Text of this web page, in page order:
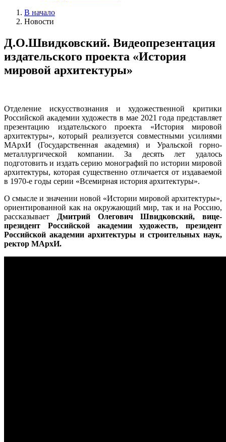
В начало
Новости
Д.О.Швидковский. Видеопрезентация
издательского проекта «История
мировой архитектуры»
Отделение искусствознания и художественной критики
Российской академии художеств в мае 2021 года представляет
презентацию издательского проекта «История мировой
архитектуры», который реализуется совместными усилиями
МАрхИ (Государственная академия) и Уральской горно-
металлургической компании. За десять лет удалось
подготовить и издать серию монографий по истории мировой
архитектуры, которая существенно отличается от издаваемой
в 1970-е годы серии «Всемирная история архитектуры».
О смысле и значении новой «Истории мировой архитектуры»,
ориентированной как на окружающий мир, так и на Россию,
рассказывает
Дмитрий Олегович Швидковский, вице-
президент Российской академии художеств, президент
Российской академии архитектуры и строительных наук,
ректор МАрхИ.